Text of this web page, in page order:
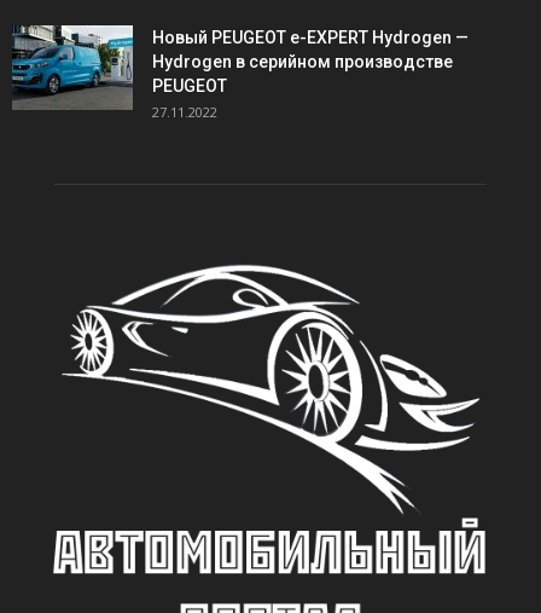
Новый PEUGEOT e-EXPERT Hydrogen —
Hydrogen в серийном производстве
PEUGEOT
27.11.2022